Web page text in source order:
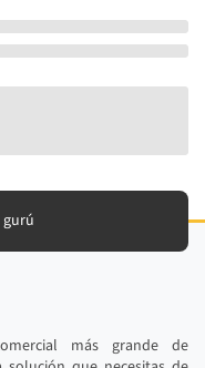
más grande de